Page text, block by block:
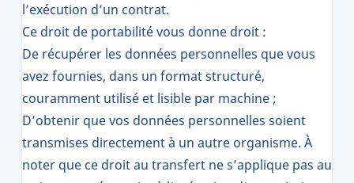
l’exécution d’un contrat.
Ce droit de portabilité vous donne droit :
De récupérer les données personnelles que vous
avez fournies, dans un format structuré,
couramment utilisé et lisible par machine ;
D’obtenir que vos données personnelles soient
transmises directement à un autre organisme. À
noter que ce droit au transfert ne s’applique pas au